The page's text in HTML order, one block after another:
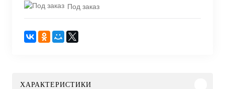
Под заказ
ХАРАКТЕРИСТИКИ